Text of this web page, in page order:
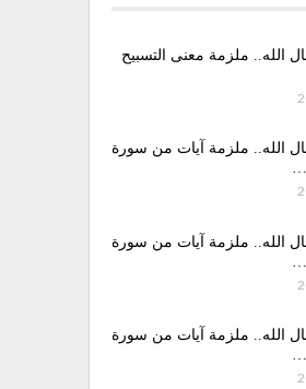
الله.. ملزمة معنى التسبيح
الله.. ملزمة آيات من سورة
الله.. ملزمة آيات من سورة
الله.. ملزمة آيات من سورة